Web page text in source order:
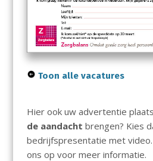
Toon alle vacatures
Hier ook uw advertentie
de aandacht brengen? Kies
bedrijfspresentatie met
ons op voor meer informatie.